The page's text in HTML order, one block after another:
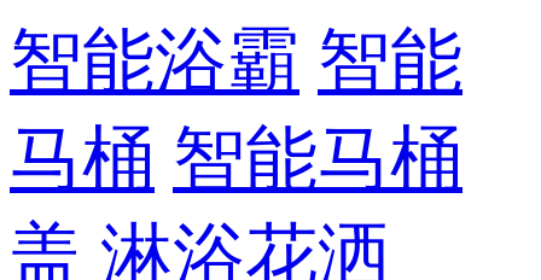
智能浴霸 智能
马桶 智能马桶
盖 淋浴花洒